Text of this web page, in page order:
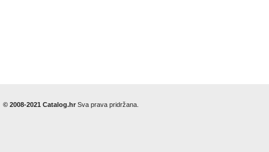
© 2008-2021 Catalog.hr Sva prava pridržana.